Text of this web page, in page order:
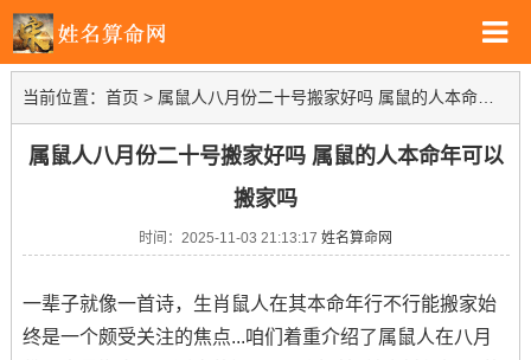
当前位置： 首页 > 属鼠人八月份二十号搬家好吗 属鼠的人本命年可以搬家吗
属鼠人八月份二十号搬家好吗 属鼠的人本命年可以
搬家吗
时间：2025-11-03 21:13:17 姓名算命网
一辈子就像一首诗，生肖鼠人在其本命年行不行能搬家始
终是一个颇受关注的焦点...咱们着重介绍了属鼠人在八月